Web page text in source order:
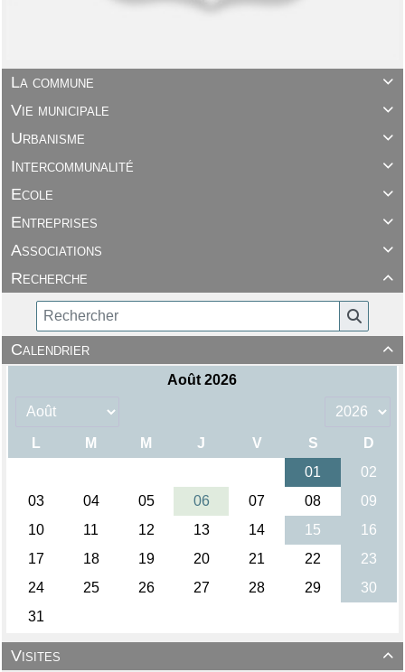

La commune

Vie municipale

Urbanisme

Intercommunalité

Ecole

Entreprises

Associations

Recherche

Calendrier

Visites